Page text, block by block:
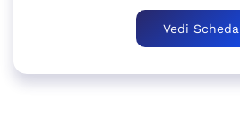
Vedi Scheda